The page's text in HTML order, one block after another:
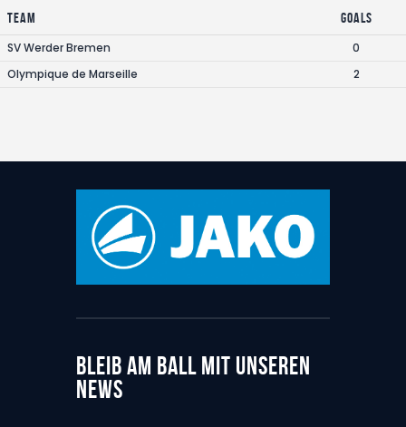
Team
Goals
SV Werder Bremen
0
Olympique de Marseille
2
BLEIB AM BALL MIT UNSEREN
NEWS